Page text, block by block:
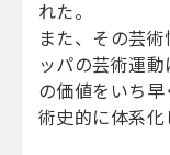
れた。
また、その芸
ッパの芸術運
の価値をいち
術史的に体系化